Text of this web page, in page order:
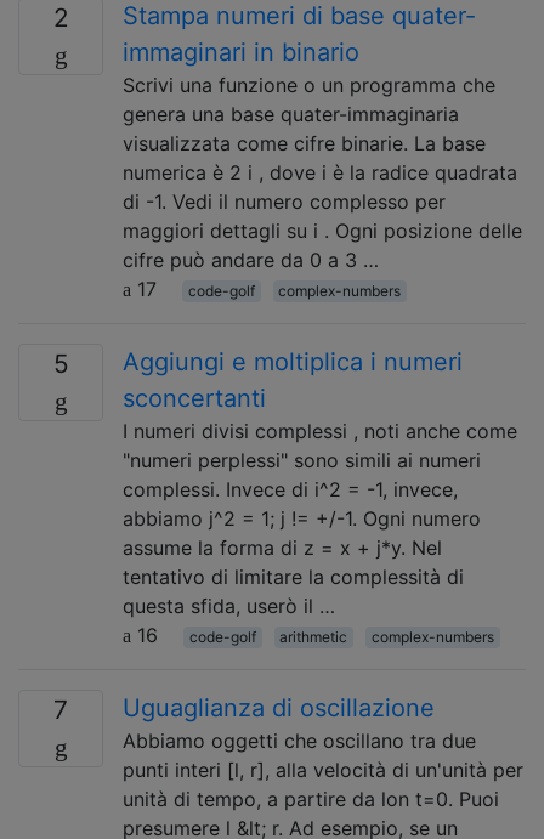
2
Stampa numeri di base quater-
immaginari in binario
Scrivi una funzione o un programma che
genera una base quater-immaginaria
visualizzata come cifre binarie. La base
numerica è 2 i , dove i è la radice quadrata
di -1. Vedi il numero complesso per
maggiori dettagli su i . Ogni posizione delle
cifre può andare da 0 a 3 …
17
code-golf complex-numbers
5
Aggiungi e moltiplica i numeri
sconcertanti
I numeri divisi complessi , noti anche come
"numeri perplessi" sono simili ai numeri
complessi. Invece di i^2 = -1, invece,
abbiamo j^2 = 1; j != +/-1. Ogni numero
assume la forma di z = x + j*y. Nel
tentativo di limitare la complessità di
questa sfida, userò il …
16
code-golf arithmetic complex-numbers
7 Uguaglianza di oscillazione
Abbiamo oggetti che oscillano tra due
punti interi [l, r], alla velocità di un'unità per
unità di tempo, a partire da lon t=0. Puoi
presumere l &lt; r. Ad esempio, se un